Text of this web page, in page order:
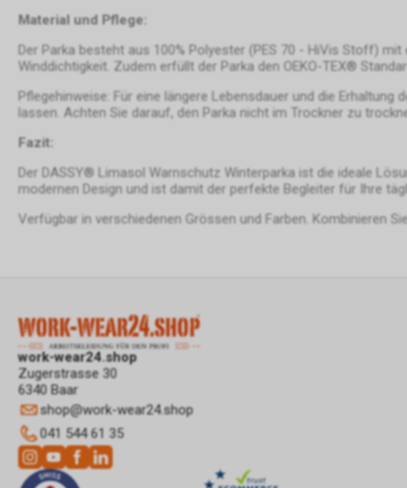
Material und Pflege:
Der Parka besteht aus 100% Polyester (PES 70 - HiVis Stoff)
Winddichtigkeit. Zudem erfüllt der Parka den OEKO-TEX®
Pflegehinweise: Für eine längere Lebensdauer und die
lassen. Achten Sie darauf, den Parka nicht im Trockner zu
Fazit:
Der DASSY® Limasol Warnschutz Winterparka ist die ideale
modernen Design und ist damit der perfekte Begleiter für Ihre
Verfügbar in verschiedenen Grössen und Farben. Kombinieren
work-wear24.shop
Zugerstrasse 30
6340 Baar
shop@work-wear24.shop
041 544 61 35